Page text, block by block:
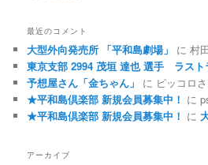
最近のコメント
大型外向発売所 「平和島劇場」 に村
東京支部 2994 茂垣 達也 選手 ラスト
予想屋さん「金ちゃん」
に ピッコロ
★平和島倶楽部 新規会員募集中！ に
★平和島倶楽部 新規会員募集中！ に
アーカイブ